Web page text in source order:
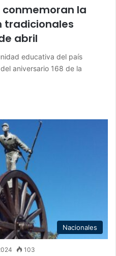
la
tradicionales
abril
educativa del país
aniversario 168 de la
Nacionales
103